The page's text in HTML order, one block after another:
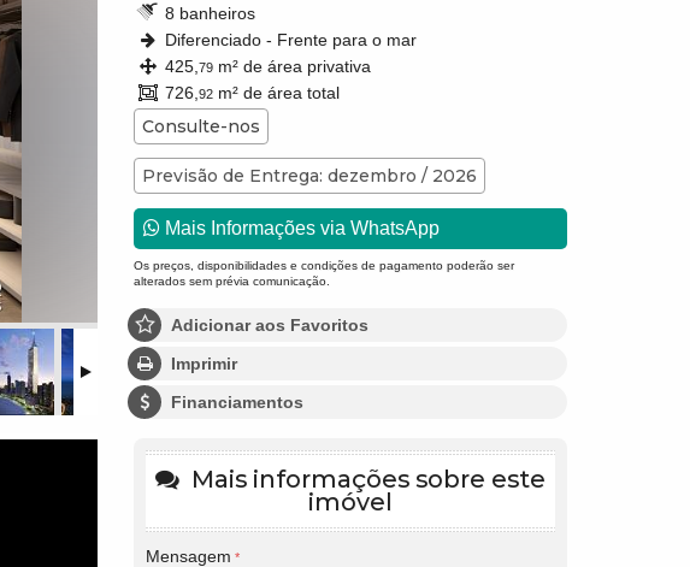
8 banheiros
Diferenciado - Frente para o mar
425, 79 m² de área privativa
726, 92 m² de área total
Consulte-nos
Previsão de Entrega: dezembro / 2026
Mais Informações via WhatsApp
Os preços, disponibilidades e condições de pagamento poderão ser
alterados sem prévia comunicação.
Adicionar aos Favoritos
Imprimir
Financiamentos
Mais informações sobre este
imóvel
Mensagem